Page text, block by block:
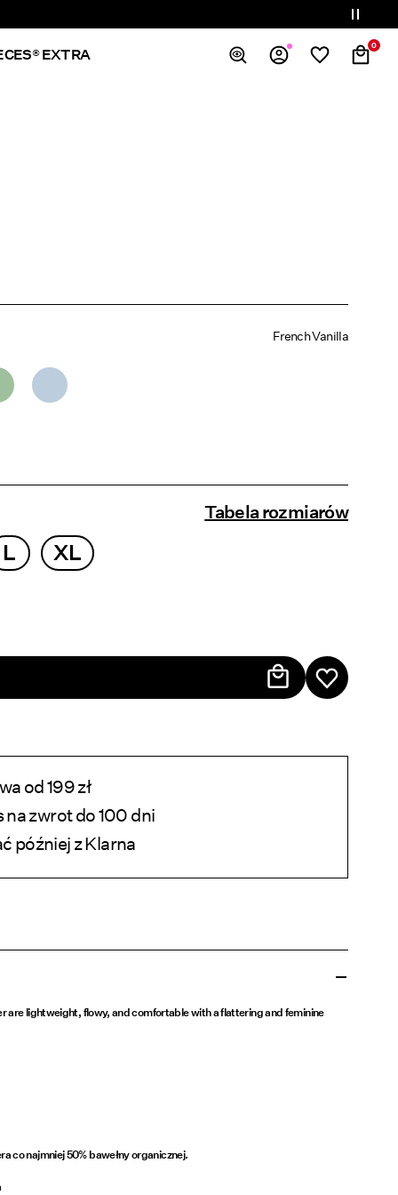
0
EXTRA
French Vanilla
Tabela rozmiarów
L XL
od 199 zł
na zwrot do 100 dni
później z Klarna
are lightweight, flowy, and comfortable with a flattering and feminine
co najmniej 50% bawełny organicznej.